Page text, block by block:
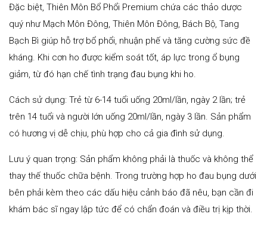
Đặc biệt, Thiên Môn Bổ Phổi Premium chứa các thảo dược
quý như Mạch Môn Đông, Thiên Môn Đông, Bách Bộ, Tang
Bạch Bì giúp hỗ trợ bổ phổi, nhuận phế và tăng cường sức đề
kháng. Khi cơn ho được kiểm soát tốt, áp lực trong ổ bụng
giảm, từ đó hạn chế tình trạng đau bụng khi ho.
Cách sử dụng: Trẻ từ 6-14 tuổi uống 20ml/lần, ngày 2 lần; trẻ
trên 14 tuổi và người lớn uống 20ml/lần, ngày 3 lần. Sản phẩm
có hương vị dễ chịu, phù hợp cho cả gia đình sử dụng.
Lưu ý quan trọng: Sản phẩm không phải là thuốc và không thể
thay thế thuốc chữa bệnh. Trong trường hợp ho đau bụng dưới
bên phải kèm theo các dấu hiệu cảnh báo đã nêu, bạn cần đi
khám bác sĩ ngay lập tức để có chẩn đoán và điều trị kịp thời.